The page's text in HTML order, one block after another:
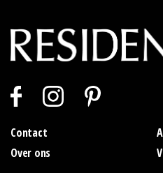
Contact
Over ons